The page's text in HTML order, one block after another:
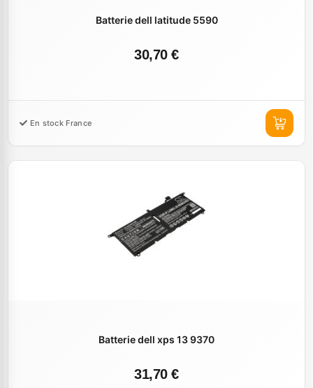
Batterie dell latitude 5590
30,70 €
En stock France
Batterie dell xps 13 9370
31,70 €